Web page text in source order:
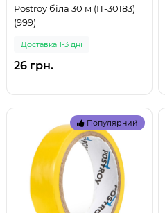
Postroy біла 30 м (IT-30183)
(999)
Доставка 1-3 дні
26 грн.
Популярний